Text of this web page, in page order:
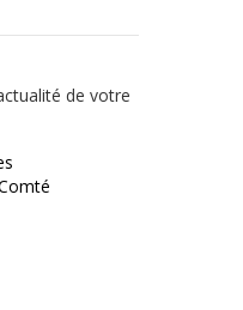
de votre